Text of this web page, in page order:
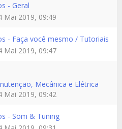
- Geral
Mai 2019, 09:49
- Faça você mesmo / Tutoriais
Mai 2019, 09:47
Mecânica e Elétrica
Mai 2019, 09:42
- Som & Tuning